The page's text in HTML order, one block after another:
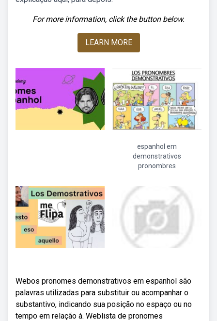
For more information, click the button below.
LEARN MORE
espanhol em
demonstrativos
pronombres
Webos pronomes demonstrativos em espanhol são
palavras utilizadas para substituir ou acompanhar o
substantivo, indicando sua posição no espaço ou no
tempo em relação à. Weblista de pronomes